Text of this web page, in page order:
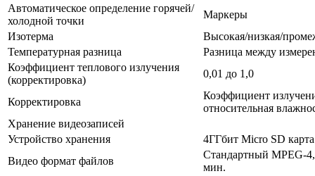
Автоматическое определение горячей/
холодной точки
Маркеры
Изотерма
Высокая/низкая/
Температурная разница
Разница между
Коэффициент теплового излучения
(корректировка)
0,01 до 1,0
Корректировка
Коэффициент
относительная
Хранение видеозаписей
Устройство хранения
4ГГбит Micro SD карта
Видео формат файлов
Стандартный MPEG-
мин.